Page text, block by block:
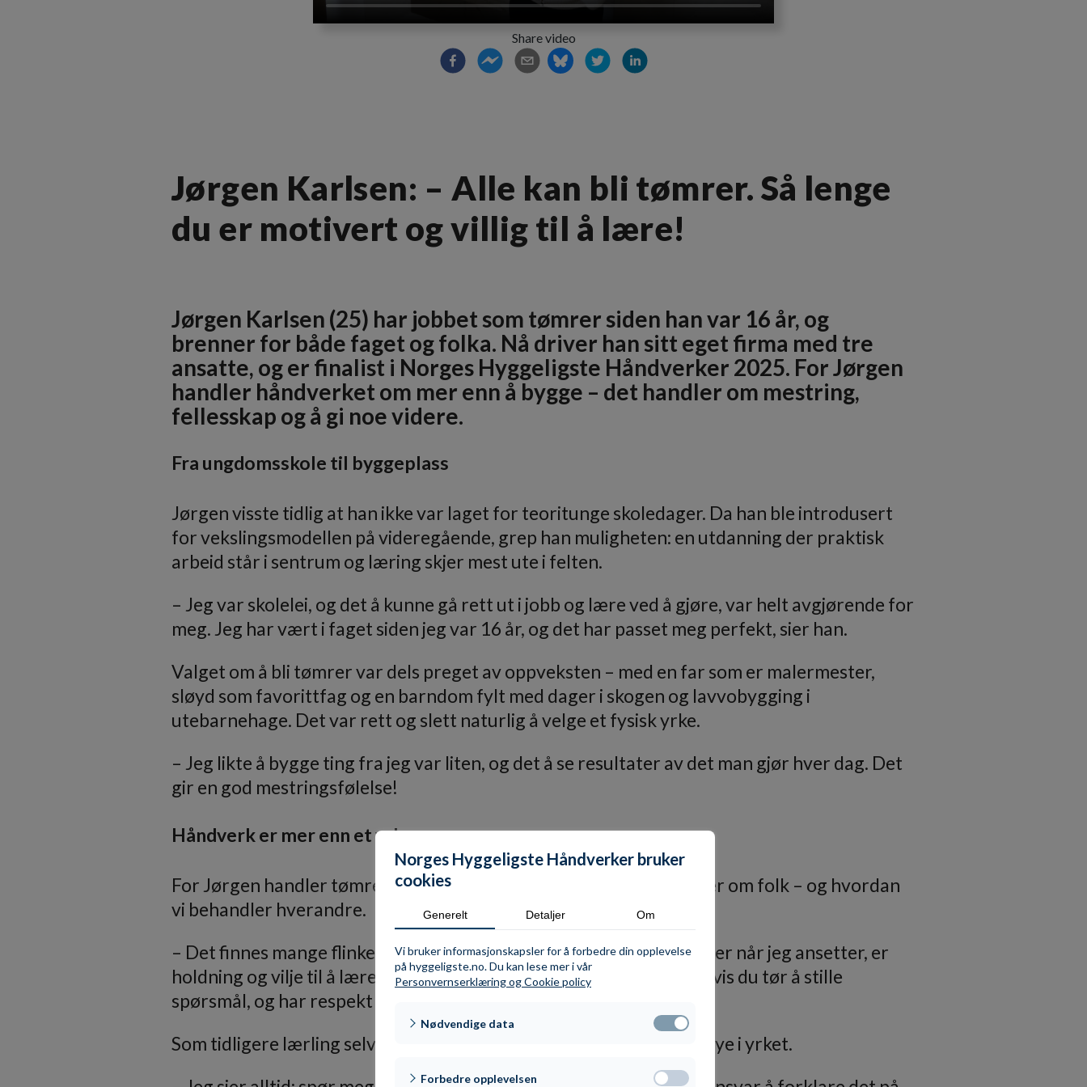
Norges Hyggeligste Håndverker bruker
cookies
Generelt Detaljer Om
Vi bruker informasjonskapsler for å forbedre din opplevelse
på hyggeligste.no. Du kan lese mer i vår
Personvernserklæring og Cookie policy
Nødvendige data
Forbedre opplevelsen
Share video
Jørgen Karlsen: – Alle kan bli tømrer. Så lenge
du er motivert og villig til å lære!
Jørgen Karlsen (25) har jobbet som tømrer siden han var 16 år, og
brenner for både faget og folka. Nå driver han sitt eget firma med tre
ansatte, og er finalist i Norges Hyggeligste Håndverker 2025. For Jørgen
handler håndverket om mer enn å bygge – det handler om mestring,
fellesskap og å gi noe videre.
Fra ungdomsskole til byggeplass
Jørgen visste tidlig at han ikke var laget for teoritunge skoledager. Da han ble introdusert
for vekslingsmodellen på videregående, grep han muligheten: en utdanning der praktisk
arbeid står i sentrum og læring skjer mest ute i felten.
– Jeg var skolelei, og det å kunne gå rett ut i jobb og lære ved å gjøre, var helt avgjørende for
meg. Jeg har vært i faget siden jeg var 16 år, og det har passet meg perfekt, sier han.
Valget om å bli tømrer var dels preget av oppveksten – med en far som er malermester,
sløyd som favorittfag og en barndom fylt med dager i skogen og lavvobygging i
utebarnehage. Det var rett og slett naturlig å velge et fysisk yrke.
– Jeg likte å bygge ting fra jeg var liten, og det å se resultater av det man gjør hver dag. Det
gir en god mestringsfølelse!
Håndverk er mer enn et yrke
For Jørgen handler tømrerfaget om mer enn bare bygg. Det handler om folk – og hvordan
vi behandler hverandre.
– Det finnes mange flinke håndverkere, men det viktigste jeg ser etter når jeg ansetter, er
holdning og vilje til å lære. Du kan være ny, fersk og usikker – men hvis du tør å stille
spørsmål, og har respekt for faget, så kommer du langt.
Som tidligere lærling selv, er han opptatt av å ta vare på de som er nye i yrket.